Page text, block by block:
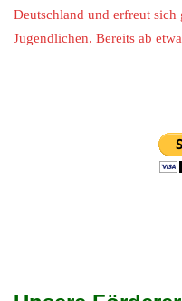
Deutschland und erfreut
Jugendlichen. Bereits ab